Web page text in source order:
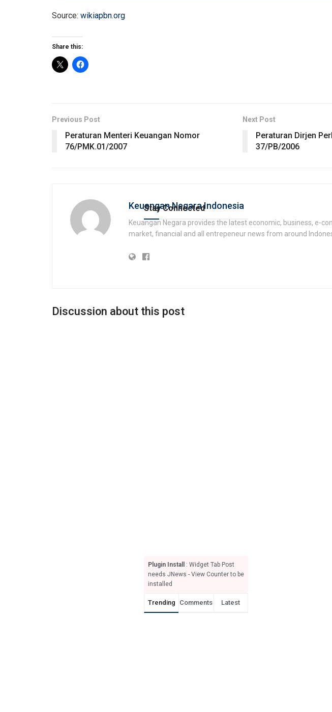
Source: wikiapbn.org
Share this:
Previous Post
Peraturan Menteri Keuangan Nomor
76/PMK.01/2007
Next Post
Peraturan Dirjen
37/PB/2006
Keuangan Negara Indonesia
Keuangan Negara provides the latest economic, business, e-
market, financial and all entrepeneur news from around
Discussion about this post
Stay Connected
Plugin Install
: Widget Tab Post
needs JNews - View Counter to be
installed
Trending Comments Latest